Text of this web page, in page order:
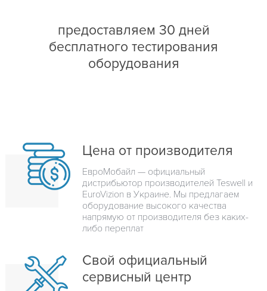
предоставляем 30 дней
бесплатного тестирования
оборудования
Цена от производителя
ЕвроМобайл — официальный
дистрибьютор производителей Teswell и
EuroVizion в Украине. Мы предлагаем
оборудование высокого качества
напрямую от производителя без каких-
либо переплат
Свой официальный
сервисный центр